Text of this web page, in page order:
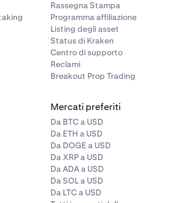
Rassegna Stampa
Programma affiliazione
Listing degli asset
Status di Kraken
Centro di supporto
Reclami
Breakout Prop Trading
Mercati preferiti
Da BTC a USD
Da ETH a USD
Da DOGE a USD
Da XRP a USD
Da ADA a USD
Da SOL a USD
Da LTC a USD